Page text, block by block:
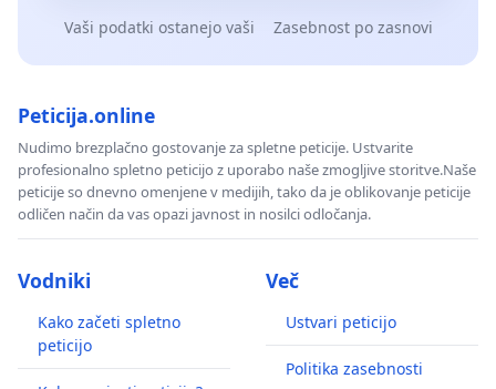
Vaši podatki ostanejo vaši Zasebnost po zasnovi
Peticija.online
Nudimo brezplačno gostovanje za spletne peticije. Ustvarite
profesionalno spletno peticijo z uporabo naše zmogljive storitve.Naše
peticije so dnevno omenjene v medijih, tako da je oblikovanje peticije
odličen način da vas opazi javnost in nosilci odločanja.
Vodniki
Kako začeti spletno
peticijo
Več
Ustvari peticijo
Politika zasebnosti